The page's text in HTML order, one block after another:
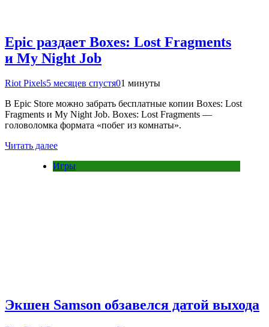
Epic раздает Boxes: Lost Fragments
и My Night Job
Riot Pixels5 месяцев спустя01 минуты
В Epic Store можно забрать бесплатные копии Boxes: Lost
Fragments и My Night Job. Boxes: Lost Fragments —
головоломка формата «побег из комнаты».
Читать далее
Игры
Экшен Samson обзавелся датой выхода